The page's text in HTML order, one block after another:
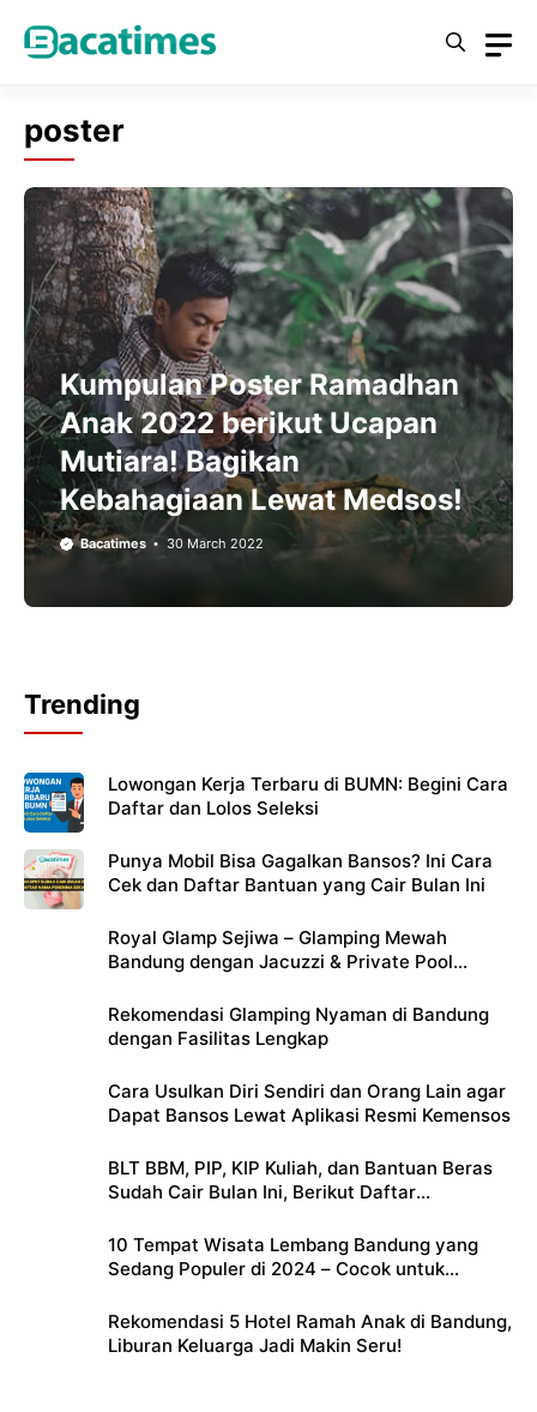
poster
Kumpulan Poster Ramadhan
Anak 2022 berikut Ucapan
Mutiara! Bagikan
Kebahagiaan Lewat Medsos!
Bacatimes 30 March 2022
Trending
Lowongan Kerja Terbaru di BUMN: Begini Cara
Daftar dan Lolos Seleksi
Punya Mobil Bisa Gagalkan Bansos? Ini Cara
Cek dan Daftar Bantuan yang Cair Bulan Ini
Royal Glamp Sejiwa – Glamping Mewah
Bandung dengan Jacuzzi & Private Pool
Rekomendasi Glamping Nyaman di Bandung
dengan Fasilitas Lengkap
Cara Usulkan Diri Sendiri dan Orang Lain agar
Dapat Bansos Lewat Aplikasi Resmi Kemensos
BLT BBM, PIP, KIP Kuliah, dan Bantuan Beras
Sudah Cair Bulan Ini, Berikut Daftar
10 Tempat Wisata Lembang Bandung yang
Sedang Populer di 2024 – Cocok untuk
Rekomendasi 5 Hotel Ramah Anak di Bandung,
Liburan Keluarga Jadi Makin Seru!